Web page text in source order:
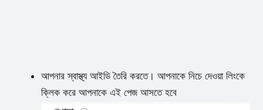
আপনার স্বাস্থ্য আইডি তৈরি করতে। আপনাকে নিচে দেওয়া লিংকে
ক্লিক করে আপনাকে এই পেজ আসতে হবে